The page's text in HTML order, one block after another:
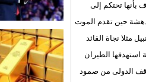
بأنها تحتكم إلى
حين تقدم الموت
مثلا نجاة القائد
الطيران
الدولى من صمود